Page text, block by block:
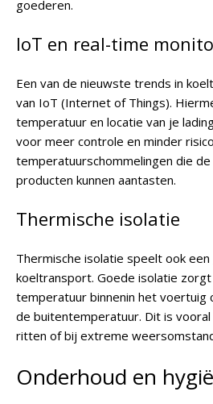
goederen.
IoT en real-time
Een van de nieuwste trends in
van IoT (Internet of Things).
temperatuur en locatie van je
voor meer controle en minder
temperatuurschommelingen die
producten kunnen aantasten.
Thermische isolatie
Thermische isolatie speelt ook
koeltransport. Goede isolatie
temperatuur binnenin het voertuig
de buitentemperatuur. Dit is
ritten of bij extreme
Onderhoud en